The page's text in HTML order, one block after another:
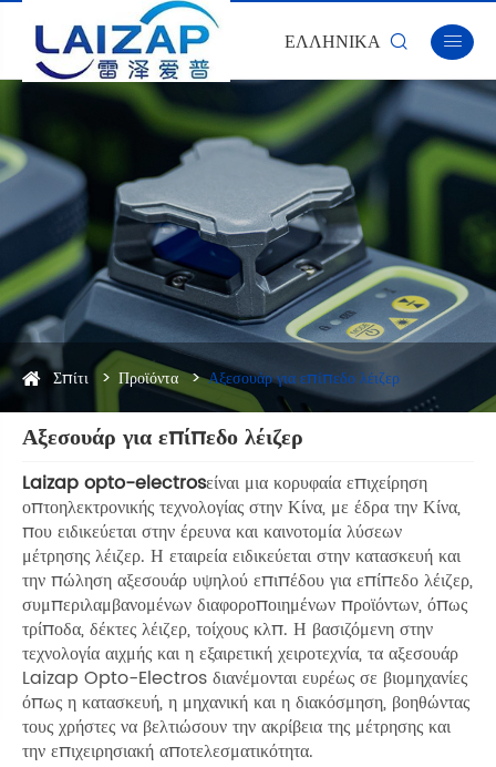
ΕΛΛΗΝΙΚΆ  
Σπίτι Προϊόντα Αξεσουάρ για επίπεδο λέιζερ
Αξεσουάρ για επίπεδο λέιζερ
Laizap opto-electrosείναι μια κορυφαία επιχείρηση
οπτοηλεκτρονικής τεχνολογίας στην Κίνα, με έδρα την Κίνα,
που ειδικεύεται στην έρευνα και καινοτομία λύσεων
μέτρησης λέιζερ. Η εταιρεία ειδικεύεται στην κατασκευή και
την πώληση αξεσουάρ υψηλού επιπέδου για επίπεδο λέιζερ,
συμπεριλαμβανομένων διαφοροποιημένων προϊόντων, όπως
τρίποδα, δέκτες λέιζερ, τοίχους κλπ. Η βασιζόμενη στην
τεχνολογία αιχμής και η εξαιρετική χειροτεχνία, τα αξεσουάρ
Laizap Opto-Electros διανέμονται ευρέως σε βιομηχανίες
όπως η κατασκευή, η μηχανική και η διακόσμηση, βοηθώντας
τους χρήστες να βελτιώσουν την ακρίβεια της μέτρησης και
την επιχειρησιακή αποτελεσματικότητα.